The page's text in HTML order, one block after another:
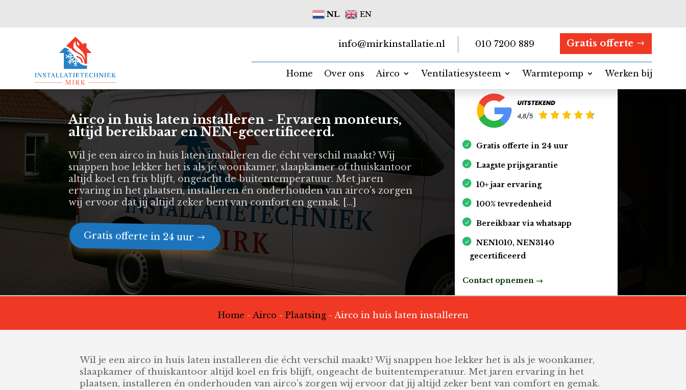
NL EN
Gratis offerte
010 7200 889
info@mirkinstallatie.nl
Home Over ons Airco Ventilatiesysteem Warmtepomp
Werken bij
Airco in huis laten installeren - Ervaren monteurs,
altijd bereikbaar en NEN-gecertificeerd.
Wil je een airco in huis laten installeren die écht verschil maakt? Wij
snappen hoe lekker het is als je woonkamer, slaapkamer of thuiskantoor
altijd koel en fris blijft, ongeacht de buitentemperatuur. Met jaren
ervaring in het plaatsen, installeren én onderhouden van airco’s zorgen
wij ervoor dat jij altijd zeker bent van comfort en gemak. […]
Gratis offerte in 24 uur
Gratis offerte in 24 uur
Laagste prijsgarantie
10+ jaar ervaring
100% tevredenheid
Bereikbaar via whatsapp
NEN1010, NEN3140
gecertificeerd
Contact opnemen →
Home - Airco - Plaatsing- Airco in huis laten installeren
Wil je een airco in huis laten installeren die écht verschil maakt? Wij snappen hoe lekker het is als je woonkamer,
slaapkamer of thuiskantoor altijd koel en fris blijft, ongeacht de buitentemperatuur. Met jaren ervaring in het
plaatsen, installeren én onderhouden van airco’s zorgen wij ervoor dat jij altijd zeker bent van comfort en gemak.